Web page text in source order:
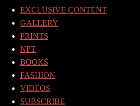
EXCLUSIVE CONTENT
GALLERY
PRINTS
NFT
BOOKS
FASHION
VIDEOS
SUBSCRIBE